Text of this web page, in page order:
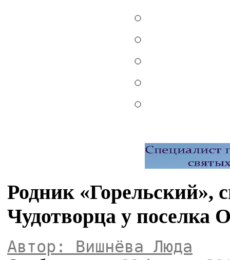
Родник «Горельский»,
Чудотворца у поселка
Автор: Вишнёва Люда